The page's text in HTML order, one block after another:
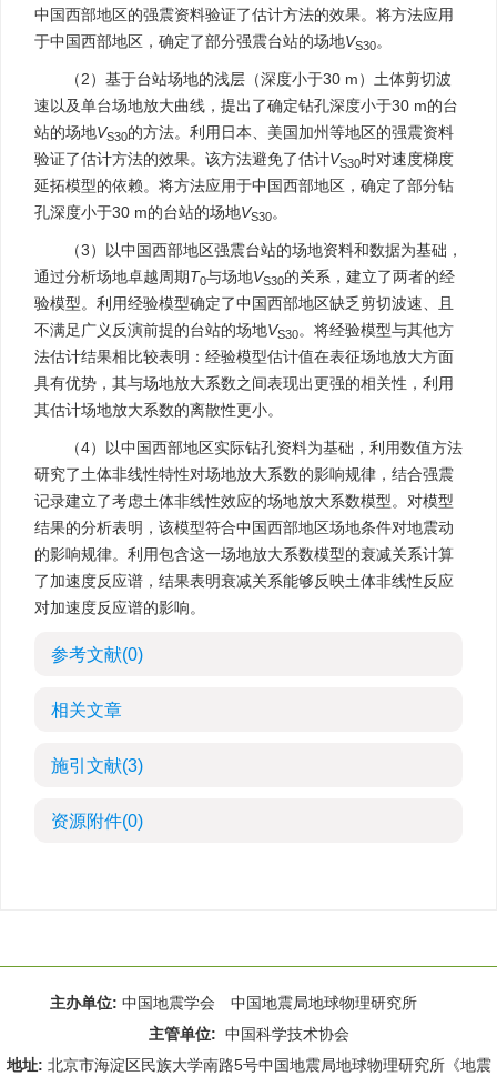
中国西部地区的强震资料验证了估计方法的效果。将方法应用
于中国西部地区，确定了部分强震台站的场地VS30。
（2）基于台站场地的浅层（深度小于30 m）土体剪切波
速以及单台场地放大曲线，提出了确定钻孔深度小于30 m的台
站的场地VS30的方法。利用日本、美国加州等地区的强震资料
验证了估计方法的效果。该方法避免了估计VS30时对速度梯度
延拓模型的依赖。将方法应用于中国西部地区，确定了部分钻
孔深度小于30 m的台站的场地VS30。
（3）以中国西部地区强震台站的场地资料和数据为基础，
通过分析场地卓越周期T0与场地VS30的关系，建立了两者的经
验模型。利用经验模型确定了中国西部地区缺乏剪切波速、且
不满足广义反演前提的台站的场地VS30。将经验模型与其他方
法估计结果相比较表明：经验模型估计值在表征场地放大方面
具有优势，其与场地放大系数之间表现出更强的相关性，利用
其估计场地放大系数的离散性更小。
（4）以中国西部地区实际钻孔资料为基础，利用数值方法
研究了土体非线性特性对场地放大系数的影响规律，结合强震
记录建立了考虑土体非线性效应的场地放大系数模型。对模型
结果的分析表明，该模型符合中国西部地区场地条件对地震动
的影响规律。利用包含这一场地放大系数模型的衰减关系计算
了加速度反应谱，结果表明衰减关系能够反映土体非线性反应
对加速度反应谱的影响。
参考文献(0)
相关文章
施引文献(3)
资源附件(0)
主办单位: 中国地震学会 中国地震局地球物理研究所
主管单位: 中国科学技术协会
地址: 北京市海淀区民族大学南路5号中国地震局地球物理研究所《地震